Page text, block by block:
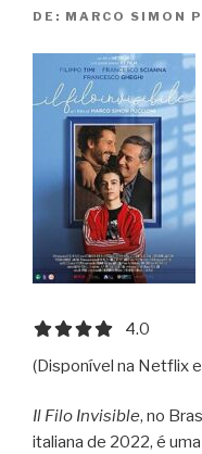
DE: MARCO SIMON
4.0 out of
4.0
(Disponível na Netflix
Il Filo Invisible, no
italiana de 2022, é